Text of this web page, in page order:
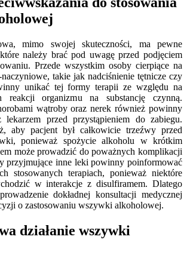
mimo swojej skuteczności, ma pewne
należy brać pod uwagę przed podjęciem
Przede wszystkim osoby cierpiące na
takie jak nadciśnienie tętnicze czy
unikać tej formy terapii ze względu na
reakcji organizmu na substancję czynną.
wątroby oraz nerek również powinny
lekarzem przed przystąpieniem do zabiegu.
aby pacjent był całkowicie trzeźwy przed
ponieważ spożycie alkoholu w krótkim
może prowadzić do poważnych komplikacji
przyjmujące inne leki powinny poinformować
stosowanych terapiach, ponieważ niektóre
w interakcje z disulfiramem. Dlatego
dokładnej konsultacji medycznej
o zastosowaniu wszywki alkoholowej.
działanie wszywki